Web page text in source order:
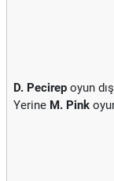
D. Pecirep oyun
Yerine M. Pink